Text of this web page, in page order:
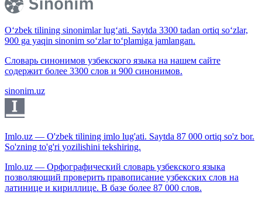
O‘zbek tilining sinonimlar lug‘ati. Saytda 3300 tadan ortiq so‘zlar,
900 ga yaqin sinonim so‘zlar to‘plamiga jamlangan.
Словарь синонимов узбекского языка на нашем сайте
содержит более 3300 слов и 900 синонимов.
sinonim.uz
Imlo.uz — O'zbek tilining imlo lug'ati. Saytda 87 000 ortiq so'z bor.
So'zning to'g'ri yozilishini tekshiring.
Imlo.uz — Орфографический словарь узбекского языка
позволяющий проверить правописание узбекских слов на
латинице и кириллице. В базе более 87 000 слов.